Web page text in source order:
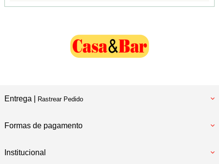
Entrega | Rastrear Pedido
Formas de pagamento
Institucional